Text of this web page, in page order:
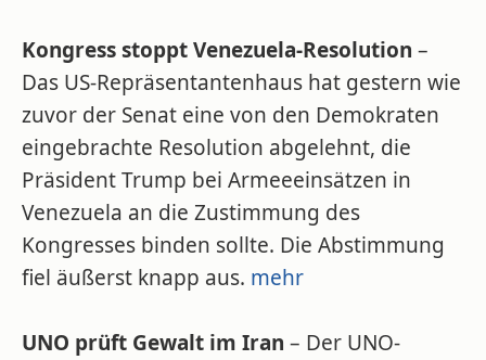
Kongress stoppt Venezuela-Resolution –
Das US-Repräsentantenhaus hat gestern wie
zuvor der Senat eine von den Demokraten
eingebrachte Resolution abgelehnt, die
Präsident Trump bei Armeeeinsätzen in
Venezuela an die Zustimmung des
Kongresses binden sollte. Die Abstimmung
fiel äußerst knapp aus. mehr
UNO prüft Gewalt im Iran – Der UNO-